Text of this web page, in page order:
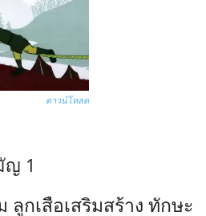
ดาวน์โหลด
ญ 1
ลูกเสือเสริมสร้าง ทักษะ